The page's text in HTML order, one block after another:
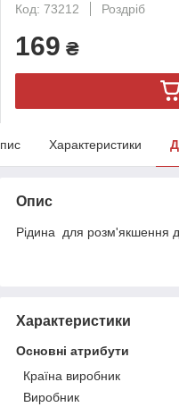
Код: 73212
Роздріб
169 ₴
Характеристики
Опис
Рідина для розм'якшення
Характеристики
Основні атрибути
Країна виробник
Виробник